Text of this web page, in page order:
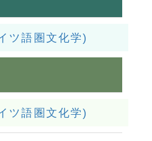
ツ語圏文化学)
ツ語圏文化学)